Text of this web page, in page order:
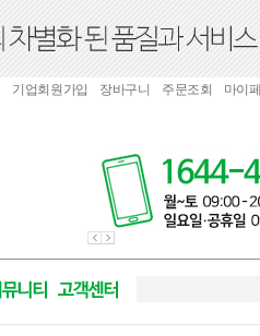
기업회원가입 장바구니 주문조회 마이